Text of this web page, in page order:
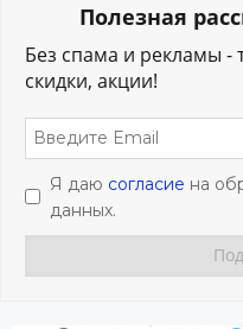
Полезная
Без спама и рекламы -
скидки, акции!
Я даю согласие на
данных.